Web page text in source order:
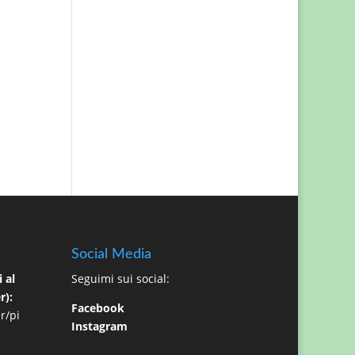
al
pi
Social Media
Seguimi sui social:
Facebook
Instagram